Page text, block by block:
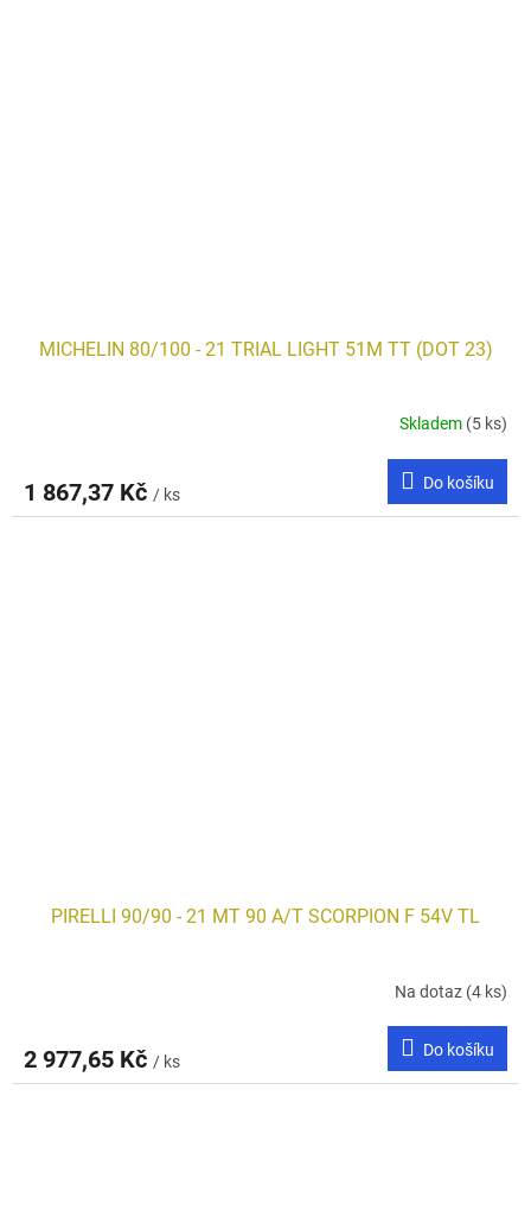
MICHELIN 80/100 - 21 TRIAL LIGHT 51M TT (DOT 23)
Skladem (5 ks)
1 867,37 Kč / ks
Do košíku
PIRELLI 90/90 - 21 MT 90 A/T SCORPION F 54V TL
Na dotaz (4 ks)
2 977,65 Kč / ks
Do košíku